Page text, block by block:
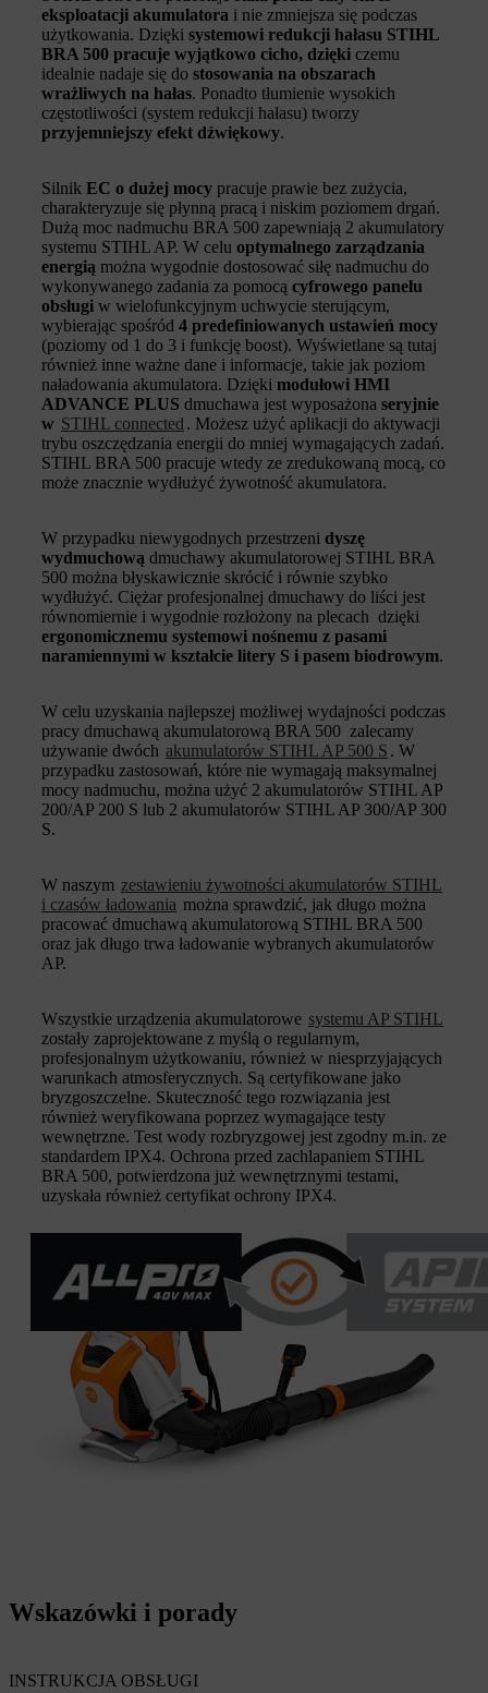
eksploatacji akumulatora i nie zmniejsza się podczas
użytkowania. Dzięki systemowi redukcji hałasu STIHL
BRA 500 pracuje wyjątkowo cicho, dzięki czemu
idealnie nadaje się do stosowania na obszarach
wrażliwych na hałas. Ponadto tłumienie wysokich
częstotliwości (system redukcji hałasu) tworzy
przyjemniejszy efekt dźwiękowy.
Silnik EC o dużej mocy pracuje prawie bez zużycia,
charakteryzuje się płynną pracą i niskim poziomem drgań.
Dużą moc nadmuchu BRA 500 zapewniają 2 akumulatory
systemu STIHL AP. W celu optymalnego zarządzania
energią można wygodnie dostosować siłę nadmuchu do
wykonywanego zadania za pomocą cyfrowego panelu
obsługi w wielofunkcyjnym uchwycie sterującym,
wybierając spośród 4 predefiniowanych ustawień mocy
(poziomy od 1 do 3 i funkcję boost). Wyświetlane są tutaj
również inne ważne dane i informacje, takie jak poziom
naładowania akumulatora. Dzięki modułowi HMI
ADVANCE PLUS dmuchawa jest wyposażona seryjnie
w STIHL connected . Możesz użyć aplikacji do aktywacji
trybu oszczędzania energii do mniej wymagających zadań.
STIHL BRA 500 pracuje wtedy ze zredukowaną mocą, co
może znacznie wydłużyć żywotność akumulatora.
W przypadku niewygodnych przestrzeni dyszę
wydmuchową dmuchawy akumulatorowej STIHL BRA
500 można błyskawicznie skrócić i równie szybko
wydłużyć. Ciężar profesjonalnej dmuchawy do liści jest
równomiernie i wygodnie rozłożony na plecach dzięki
ergonomicznemu systemowi nośnemu z pasami
naramiennymi w kształcie litery S i pasem biodrowym.
W celu uzyskania najlepszej możliwej wydajności podczas
pracy dmuchawą akumulatorową BRA 500 zalecamy
używanie dwóch akumulatorów STIHL AP 500 S . W
przypadku zastosowań, które nie wymagają maksymalnej
mocy nadmuchu, można użyć 2 akumulatorów STIHL AP
200/AP 200 S lub 2 akumulatorów STIHL AP 300/AP 300
S.
W naszym zestawieniu żywotności akumulatorów STIHL
i czasów ładowania można sprawdzić, jak długo można
pracować dmuchawą akumulatorową STIHL BRA 500
oraz jak długo trwa ładowanie wybranych akumulatorów
AP.
Wszystkie urządzenia akumulatorowe systemu AP STIHL
zostały zaprojektowane z myślą o regularnym,
profesjonalnym użytkowaniu, również w niesprzyjających
warunkach atmosferycznych. Są certyfikowane jako
bryzgoszczelne. Skuteczność tego rozwiązania jest
również weryfikowana poprzez wymagające testy
wewnętrzne. Test wody rozbryzgowej jest zgodny m.in. ze
standardem IPX4. Ochrona przed zachlapaniem STIHL
BRA 500, potwierdzona już wewnętrznymi testami,
uzyskała również certyfikat ochrony IPX4.
Wskazówki i porady
INSTRUKCJA OBSŁUGI